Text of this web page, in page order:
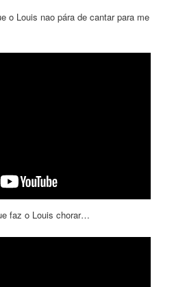
o Louis nao pára de cantar para me
faz o Louis chorar…